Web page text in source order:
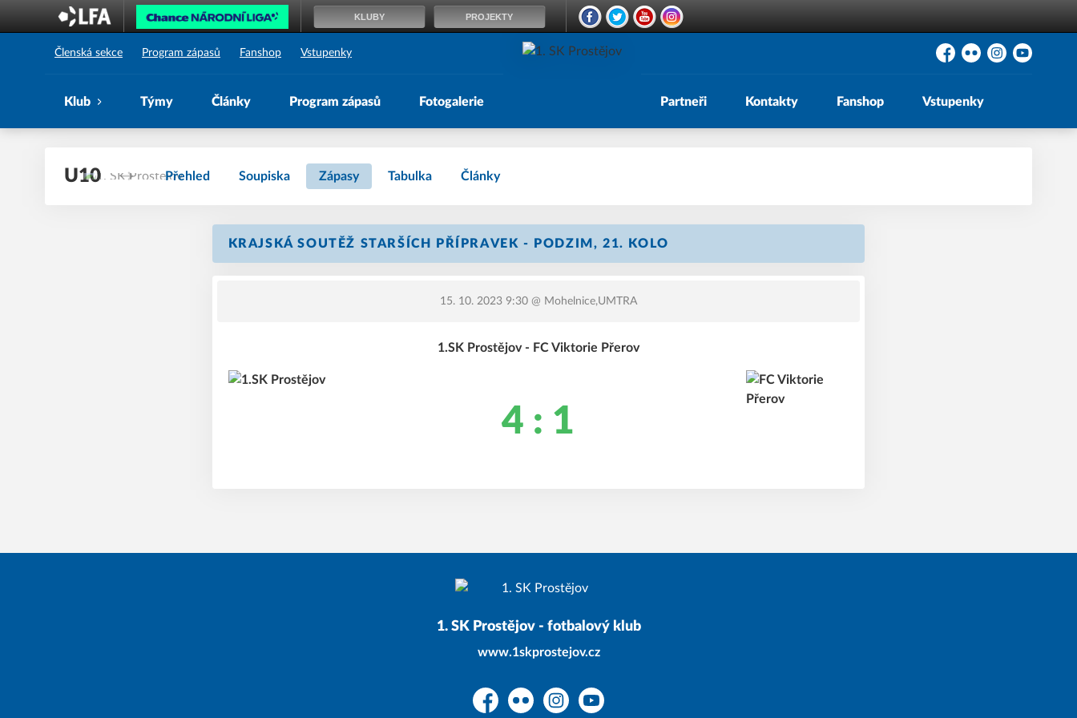
Členská sekce Program zápasů Fanshop Vstupenky
Facebook
Flickr Instagram
YouTube
Klub Týmy Články Program zápasů Fotogalerie Partneři Kontakty Fanshop Vstupenky
U10 Přehled Soupiska Zápasy Tabulka Články
KRAJSKÁ SOUTĚŽ STARŠÍCH PŘÍPRAVEK - PODZIM, 21. KOLO
15. 10. 2023 9:30@ Mohelnice,UMTRA
1.SK Prostějov - FC Viktorie Přerov
4 : 1
1. SK Prostějov - fotbalový klub
www.1skprostejov.cz
FacebookFlickr InstagramYouTube
KLUBY PROJEKTY